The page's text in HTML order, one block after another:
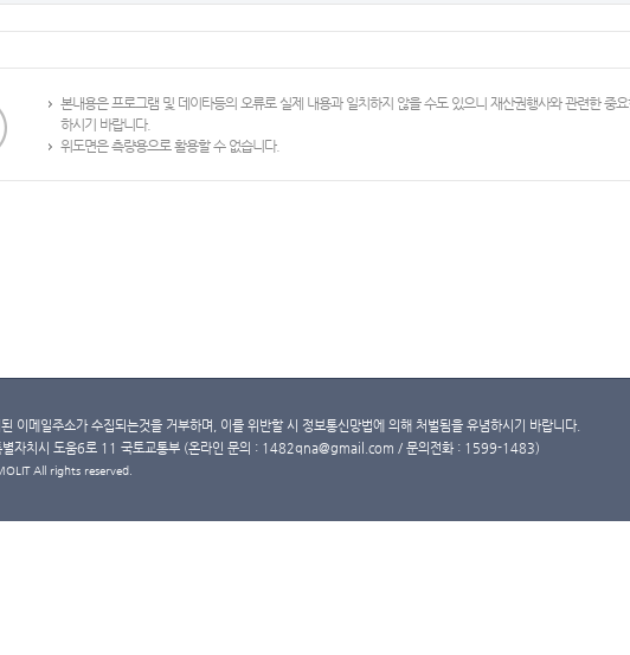
본내용은 프로그램 및 데이타등의 오류로 실제 내용과 일치하지 않을 수도 있으니 재산권행사와 관련한 중
하시기 바랍니다.
위도면은 측량용으로 활용할 수 없습니다.
이메일주소가 수집되는것을 거부하며, 이를 위반할 시 정보통신망법에 의해 처벌됨을 유념하시기 바랍니다.
자치시 도움6로 11 국토교통부 (온라인 문의 : 1482qna@gmail.com / 문의전화 : 1599-1483)
All rights reserved.